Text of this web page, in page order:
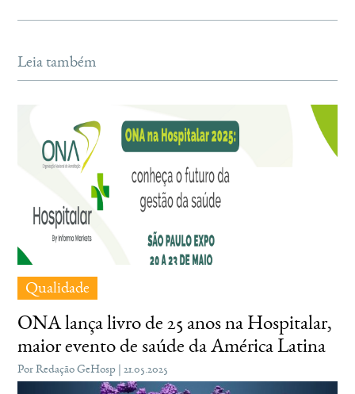
Leia também
Qualidade
ONA lança livro de 25 anos na Hospitalar,
maior evento de saúde da América Latina
Por Redação GeHosp | 21.05.2025